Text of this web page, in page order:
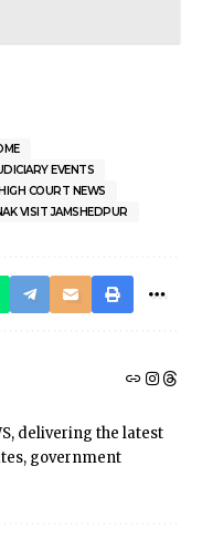
EVENTS
COURT NEWS
VISIT JAMSHEDPUR
delivering the latest
government